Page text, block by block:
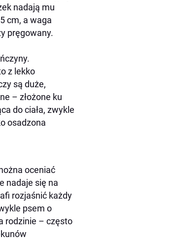
nadają mu
cm, a waga
pręgowany.
z lekko
są duże,
– złożone ku
do ciała, zwykle
osadzona
oceniać
nadaje się na
rozjaśnić każdy
psem o
rodzinie – często